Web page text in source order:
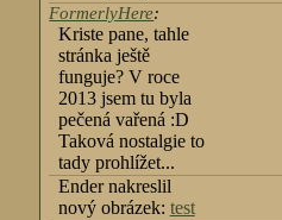
FormerlyHere:
Kriste pane, tahle
stránka ještě
funguje? V roce
2013 jsem tu byla
pečená vařená :D
Taková nostalgie to
tady prohlížet...
Ender nakreslil
nový obrázek: test